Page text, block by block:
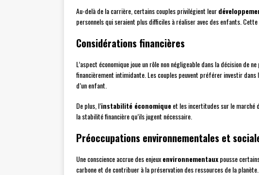
Au-delà de la carrière, certains couples privilégient leur
personnels qui seraient plus difficiles à réaliser avec des enfants.
Considérations financières
L’aspect économique joue un rôle non négligeable dans la décision de
financièrement intimidante. Les couples peuvent préférer investir dans
d’un enfant.
De plus, l’instabilité économiqueet les incertitudes sur le marché
la stabilité financière qu’ils jugent nécessaire.
Préoccupations environnementales et
Une conscience accrue des enjeuxenvironnementauxpousse
carbone et de contribuer à la préservation des ressources de la planète.